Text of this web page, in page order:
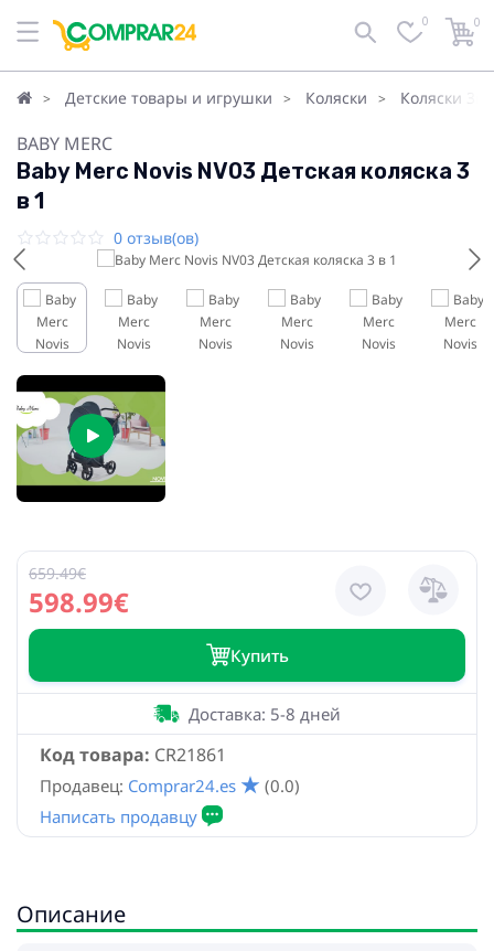
0 0
Детские товары и игрушки Коляски Коляски 3в1
BABY MERC
Baby Merc Novis NV03 Детская коляска 3
в 1
0 отзыв(ов)
598.99€
659.49€
Купить
Код товара: CR21861
Доставка: 5-8 дней
Продавец: Comprar24.es (0.0)
Описание